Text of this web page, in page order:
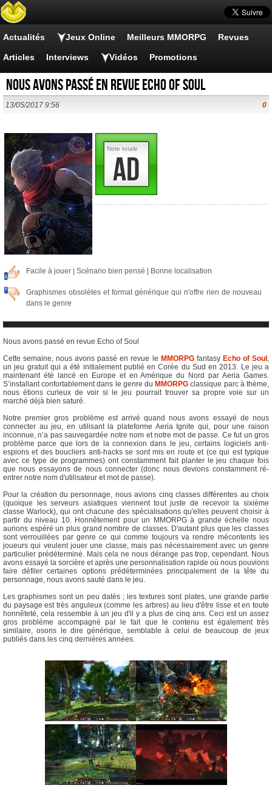
Actualités Jeux Online Meilleurs MMORPG Revues
Articles Interviews Vidéos Promotions
Nous avons passé en revue Echo of Soul
13/05/2017 9:56 0
AD
Note totale
Facile à jouer | Scénario bien pensé | Bonne localisation
Graphismes obsolètes et format générique qui n'offre rien de nouveau
dans le genre
Nous avons passé en revue Echo of Soul
Cette semaine, nous avons passé en revue le MMORPGfantasy Echo of Soul ,
un jeu gratuit qui a été initialement publié en Corée du Sud en 2013. Le jeu a
maintenant été lancé en Europe et en Amérique du Nord par Aeria Games.
S’installant confortablement dans le genre du MMORPG classique parc à thème,
nous étions curieux de voir si le jeu pourrait trouver sa propre voie sur un
marché déjà bien saturé.
Notre premier gros problème est arrivé quand nous avons essayé de nous
connecter au jeu, en utilisant la plateforme Aeria Ignite qui, pour une raison
inconnue, n’a pas sauvegardée notre nom et notre mot de passe. Ce fut un gros
problème parce que lors de la connexion dans le jeu, certains logiciels anti-
espions et des boucliers anti-hacks se sont mis en route et (ce qui est typique
avec ce type de programmes) ont constamment fait planter le jeu chaque fois
que nous essayons de nous connecter (donc nous devions constamment ré-
entrer notre nom d'utilisateur et mot de passe).
Pour la création du personnage, nous avions cinq classes différentes au choix
(quoique les serveurs asiatiques viennent tout juste de recevoir la sixième
classe Warlock), qui ont chacune des spécialisations qu'elles peuvent choisir à
partir du niveau 10. Honnêtement pour un MMORPG à grande échelle nous
aurions espéré un plus grand nombre de classes. D'autant plus que les classes
sont verrouillées par genre ce qui comme toujours va rendre mécontents les
joueurs qui veulent jouer une classe, mais pas nécessairement avec un genre
particulier prédéterminé. Mais cela ne nous dérange pas trop, cependant. Nous
avons essayé la sorcière et après une personnalisation rapide où nous pouvions
faire défiler certaines options prédéterminées principalement de la tête du
personnage, nous avons sauté dans le jeu.
Les graphismes sont un peu datés ; les textures sont plates, une grande partie
du paysage est très anguleux (comme les arbres) au lieu d'être lisse et en toute
honnêteté, cela ressemble à un jeu d'il y a plus de cinq ans. Ceci est un assez
gros problème accompagné par le fait que le contenu est également très
similaire, osons le dire générique, semblable à celui de beaucoup de jeux
publiés dans les cinq dernières années.